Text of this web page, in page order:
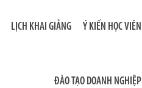
LỊCH KHAI GIẢNG Ý KIẾN HỌC VIÊN
ĐÀO TẠO DOANH NGHIỆP